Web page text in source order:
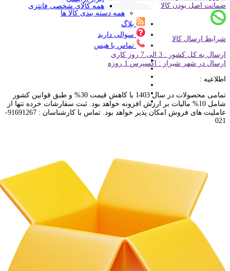
همه کالای شخصی فانتزی
همه دسته بندی کالا ها
بلاگ
سوالی دارید
تماس با هیس
ضمانت اصل بودن کالا
شرایط ارسال کالا
ارسال به کل کشور : 3 الی 7 روز کاری
ارسال در شهر شیراز : اکسپرس 1 روزه
اطلاعیه :
تمامی محصولات در سال 1403 با کاهش قیمت 30% و طبق قوانین کشور
شامل 10% مالیات بر ارزش افزونه خواهد بود. ثبت سفارشات خرده تنها از
عاملیت های فروش امکان پذیر خواهد بود. تماس با کارشناسان : 91691267-
021